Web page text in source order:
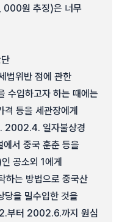
원 추징)은 너무
법위반 점에 관한
수입하고자 하는 때에는
격 등을 세관장에게
. 2002.4. 일자불상경
서 중국 훈춘 등을
공소외 1에게
하는 방법으로 중국산
을 밀수입한 것을
부터 2002.6.까지 원심